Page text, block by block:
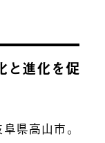
と進化を促
県高山市。